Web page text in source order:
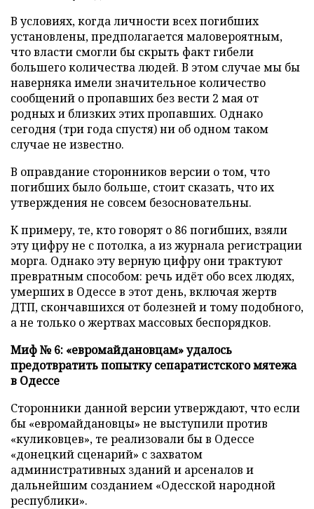
В условиях, когда личности всех погибших
установлены, предполагается маловероятным,
что власти смогли бы скрыть факт гибели
большего количества людей. В этом случае мы бы
наверняка имели значительное количество
сообщений о пропавших без вести 2 мая от
родных и близких этих пропавших. Однако
сегодня (три года спустя) ни об одном таком
случае не известно.
В оправдание сторонников версии о том, что
погибших было больше, стоит сказать, что их
утверждения не совсем безосновательны.
К примеру, те, кто говорят о 86 погибших, взяли
эту цифру не с потолка, а из журнала регистрации
морга. Однако эту верную цифру они трактуют
превратным способом: речь идёт обо всех людях,
умерших в Одессе в этот день, включая жертв
ДТП, скончавшихся от болезней и тому подобного,
а не только о жертвах массовых беспорядков.
Миф № 6: «евромайдановцам» удалось
предотвратить попытку сепаратистского мятежа
в Одессе
Сторонники данной версии утверждают, что если
бы «евромайдановцы» не выступили против
«куликовцев», те реализовали бы в Одессе
«донецкий сценарий» с захватом
административных зданий и арсеналов и
дальнейшим созданием «Одесской народной
республики».